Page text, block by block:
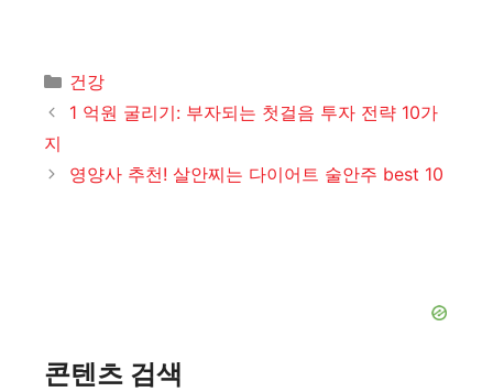
카
테
건강
1 억원 굴리기: 부자되는 첫걸음 투자 전략 10가
지
영양사 추천! 살안찌는 다이어트 술안주 best 10
콘텐츠 검색